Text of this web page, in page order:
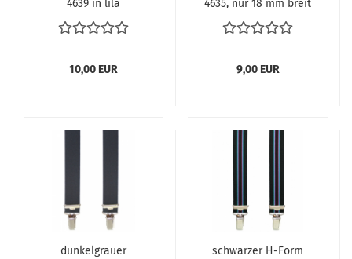
4639 in lila
10,00 EUR
4635, nur 18 mm breit
9,00 EUR
dunkelgrauer
schwarzer H-Form